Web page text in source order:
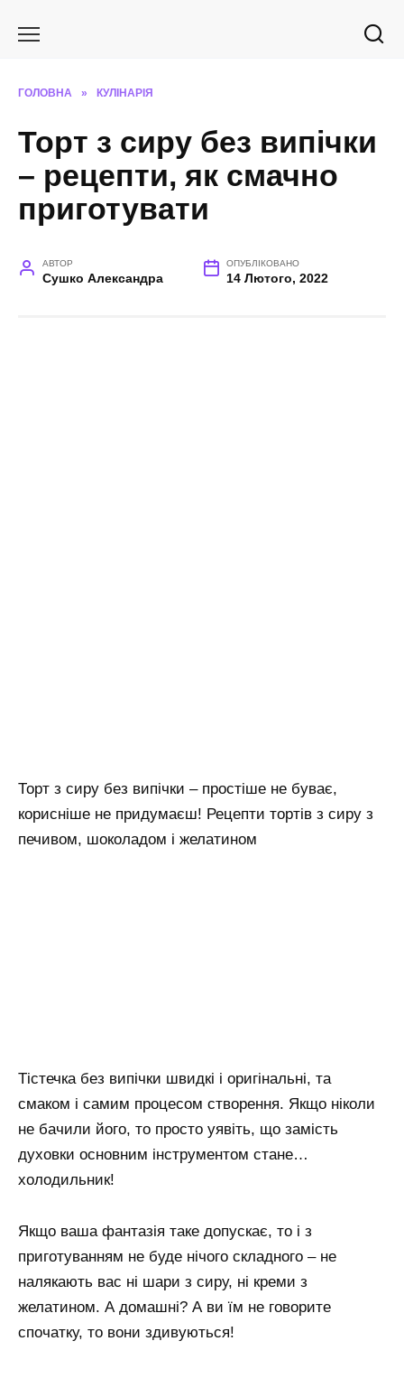
ГОЛОВНА » КУЛІНАРІЯ
Торт з сиру без випічки
– рецепти, як смачно
приготувати
АВТОР
Сушко Александра
ОПУБЛІКОВАНО
14 Лютого, 2022
Торт з сиру без випічки – простіше не буває,
корисніше не придумаєш! Рецепти тортів з сиру з
печивом, шоколадом і желатином
Тістечка без випічки швидкі і оригінальні, та
смаком і самим процесом створення. Якщо ніколи
не бачили його, то просто уявіть, що замість
духовки основним інструментом стане…
холодильник!
Якщо ваша фантазія таке допускає, то і з
приготуванням не буде нічого складного – не
налякають вас ні шари з сиру, ні креми з
желатином. А домашні? А ви їм не говорите
спочатку, то вони здивуються!